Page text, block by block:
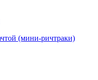
(мини-ричтраки)